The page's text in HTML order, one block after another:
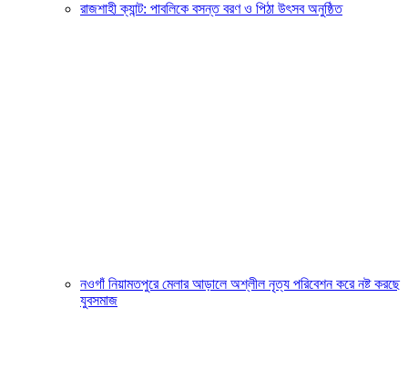
রাজশাহী ক্যান্ট: পাবলিকে বসন্ত বরণ ও পিঠা উৎসব অনুষ্ঠিত
নওগাঁ নিয়ামতপুরে মেলার আড়ালে অশ্লীল নৃত্য পরিবেশন করে নষ্ট করছে
যুবসমাজ